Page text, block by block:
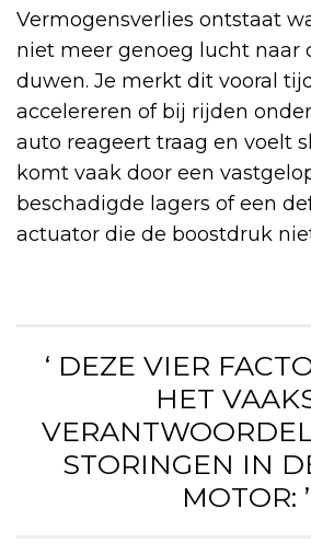
Vermogensverlies ontstaat
niet meer genoeg lucht naar
duwen. Je merkt dit vooral
accelereren of bij rijden
auto reageert traag en voelt
komt vaak door een
beschadigde lagers of een
actuator die de boostdruk
‘ DEZE VIER
HET
STORINGEN IN
MOTOR: ’